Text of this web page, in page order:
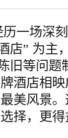
一场深
店” 为主
旧等问题
酒店相
美风景
择，更